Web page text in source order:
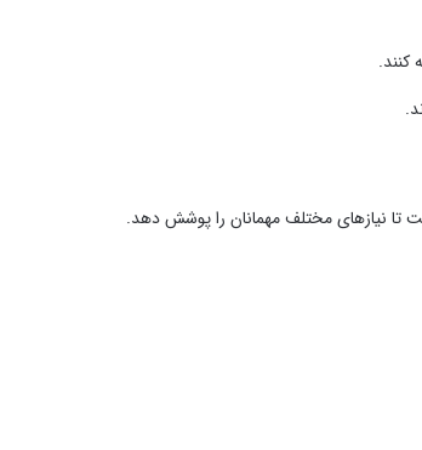
کنند.
تا نیازهای مختلف مهمانان را پوشش دهد.